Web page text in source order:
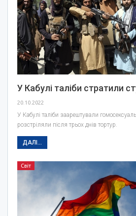
У Кабулі таліби стратили
20.10.2022
У Кабулі таліби заарештували
розстріляли після трьох днів тортур.
ДАЛІ...
Світ